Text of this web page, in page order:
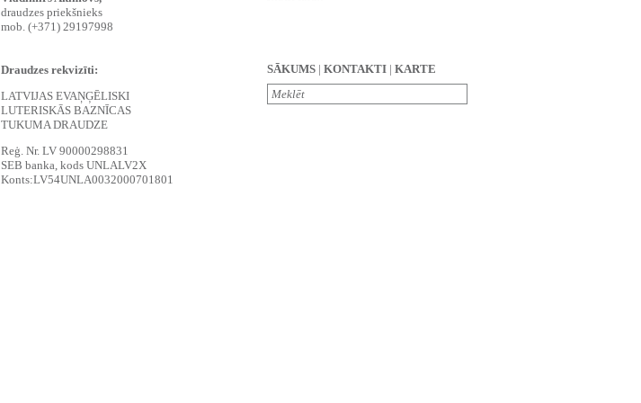
draudzes priekšnieks
mob. (+371) 29197998
Draudzes rekvizīti:
LATVIJAS EVAŅĢĒLISKI
LUTERISKĀS BAZNĪCAS
TUKUMA DRAUDZE
Reģ. Nr. LV 90000298831
SEB banka, kods UNLALV2X
Konts:LV54UNLA0032000701801
SĀKUMS | KONTAKTI | KARTE